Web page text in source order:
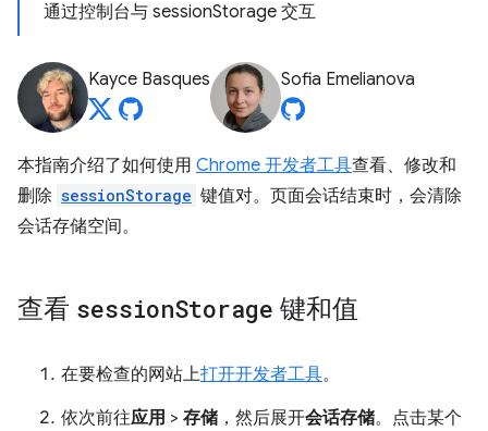
通过控制台与 sessionStorage 交互
Kayce Basques Sofia Emelianova
本指南介绍了如何使用 Chrome 开发者工具查看、修改和
删除 sessionStorage 键值对。页面会话结束时，会清除
会话存储空间。
查看 sessionStorage 键和值
在要检查的网站上打开开发者工具。
依次前往应用 > 存储 ，然后展开会话存储。点击某个